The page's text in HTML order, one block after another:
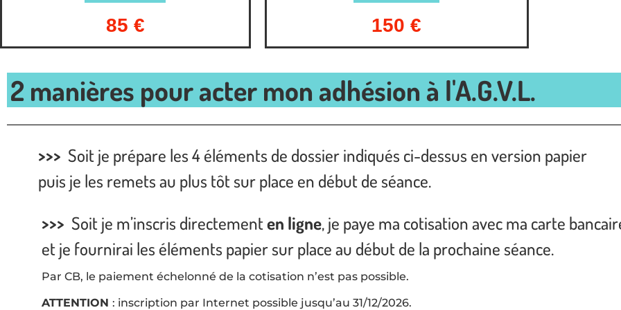
85 € 150 €
2 manières pour acter mon adhésion à l'A.G.V.L.
>>> Soit je prépare les 4 éléments de dossier indiqués ci-dessus en version papier
puis je les remets au plus tôt sur place en début de séance.
>>> Soit je m’inscris directementen ligne, je paye ma cotisation avec ma carte
et je fournirai les éléments papier sur place au début de la prochaine séance.
Par CB, le paiement échelonné de la cotisation n’est pas possible.
ATTENTION : inscription par Internet possible jusqu’au 31/12/2026.